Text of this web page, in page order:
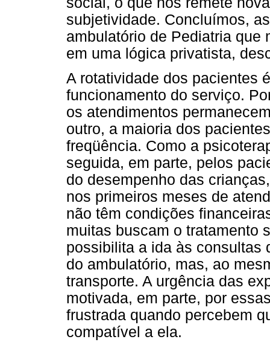
subjetividade. Concluímos,
ambulatório de Pediatria que
em uma lógica privatista,
A rotatividade dos pacientes
funcionamento do serviço.
os atendimentos
outro, a maioria dos
freqüência. Como a
seguida, em parte, pelos
do desempenho das
nos primeiros meses de
não têm condições
muitas buscam o tratamento
possibilita a ida às consultas
do ambulatório, mas, ao
transporte. A urgência das
motivada, em parte, por
frustrada quando percebem
compatível a ela.